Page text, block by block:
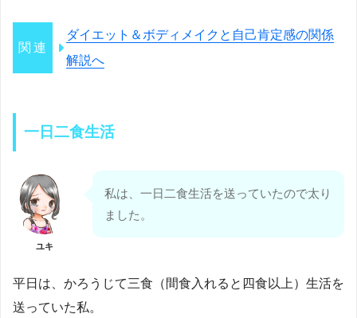
ダイエット＆ボディメイクと自己肯定感の関係
解説へ
一日二食生活
ユキ
私は、一日二食生活を送っていたので太り
ました。
平日は、かろうじて三食（間食入れると四食以上）生活を
送っていた私。